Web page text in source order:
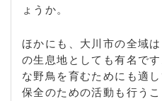
ょうか。
ほかにも、大川市の全域
の生息地としても有名で
な野鳥を育むためにも適
保全のための活動も行う